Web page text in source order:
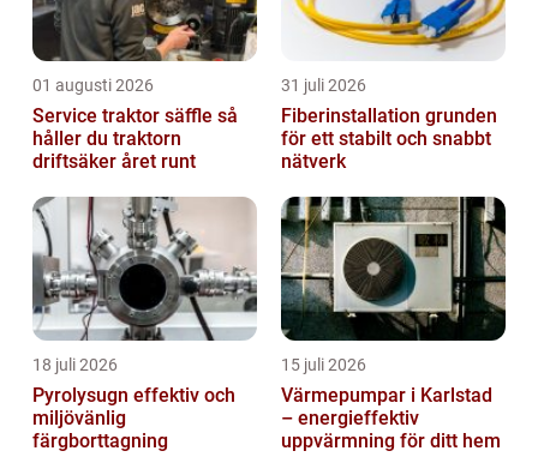
01 augusti 2026
Service traktor säffle så
håller du traktorn
driftsäker året runt
31 juli 2026
Fiberinstallation grunden
för ett stabilt och snabbt
nätverk
18 juli 2026
Pyrolysugn effektiv och
miljövänlig
färgborttagning
15 juli 2026
Värmepumpar i Karlstad
– energieffektiv
uppvärmning för ditt hem